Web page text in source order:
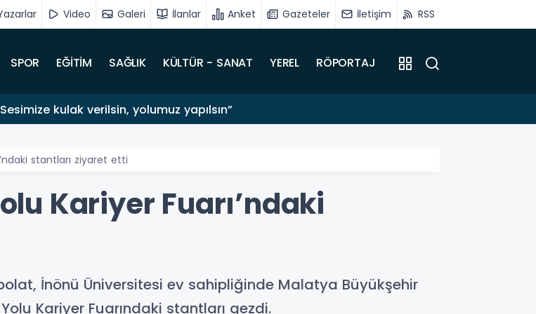
Video Galeri İlanlar Anket Gazeteler İletişim RSS
SPOR EĞİTİM SAĞLIK KÜLTÜR - SANAT YEREL RÖPORTAJ
kulak verilsin, yolumuz yapılsın”
stantları ziyaret etti
Kariyer Fuarı’ndaki
İnönü Üniversitesi ev sahipliğinde Malatya Büyükşehir
Kariyer Fuarındaki stantları gezdi.